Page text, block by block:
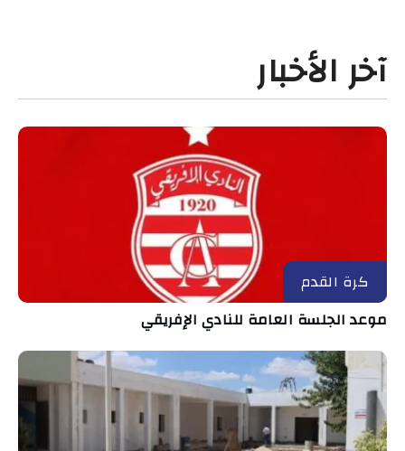
آخر الأخبار
كرة القدم
موعد الجلسة العامة للنادي الإفريقي